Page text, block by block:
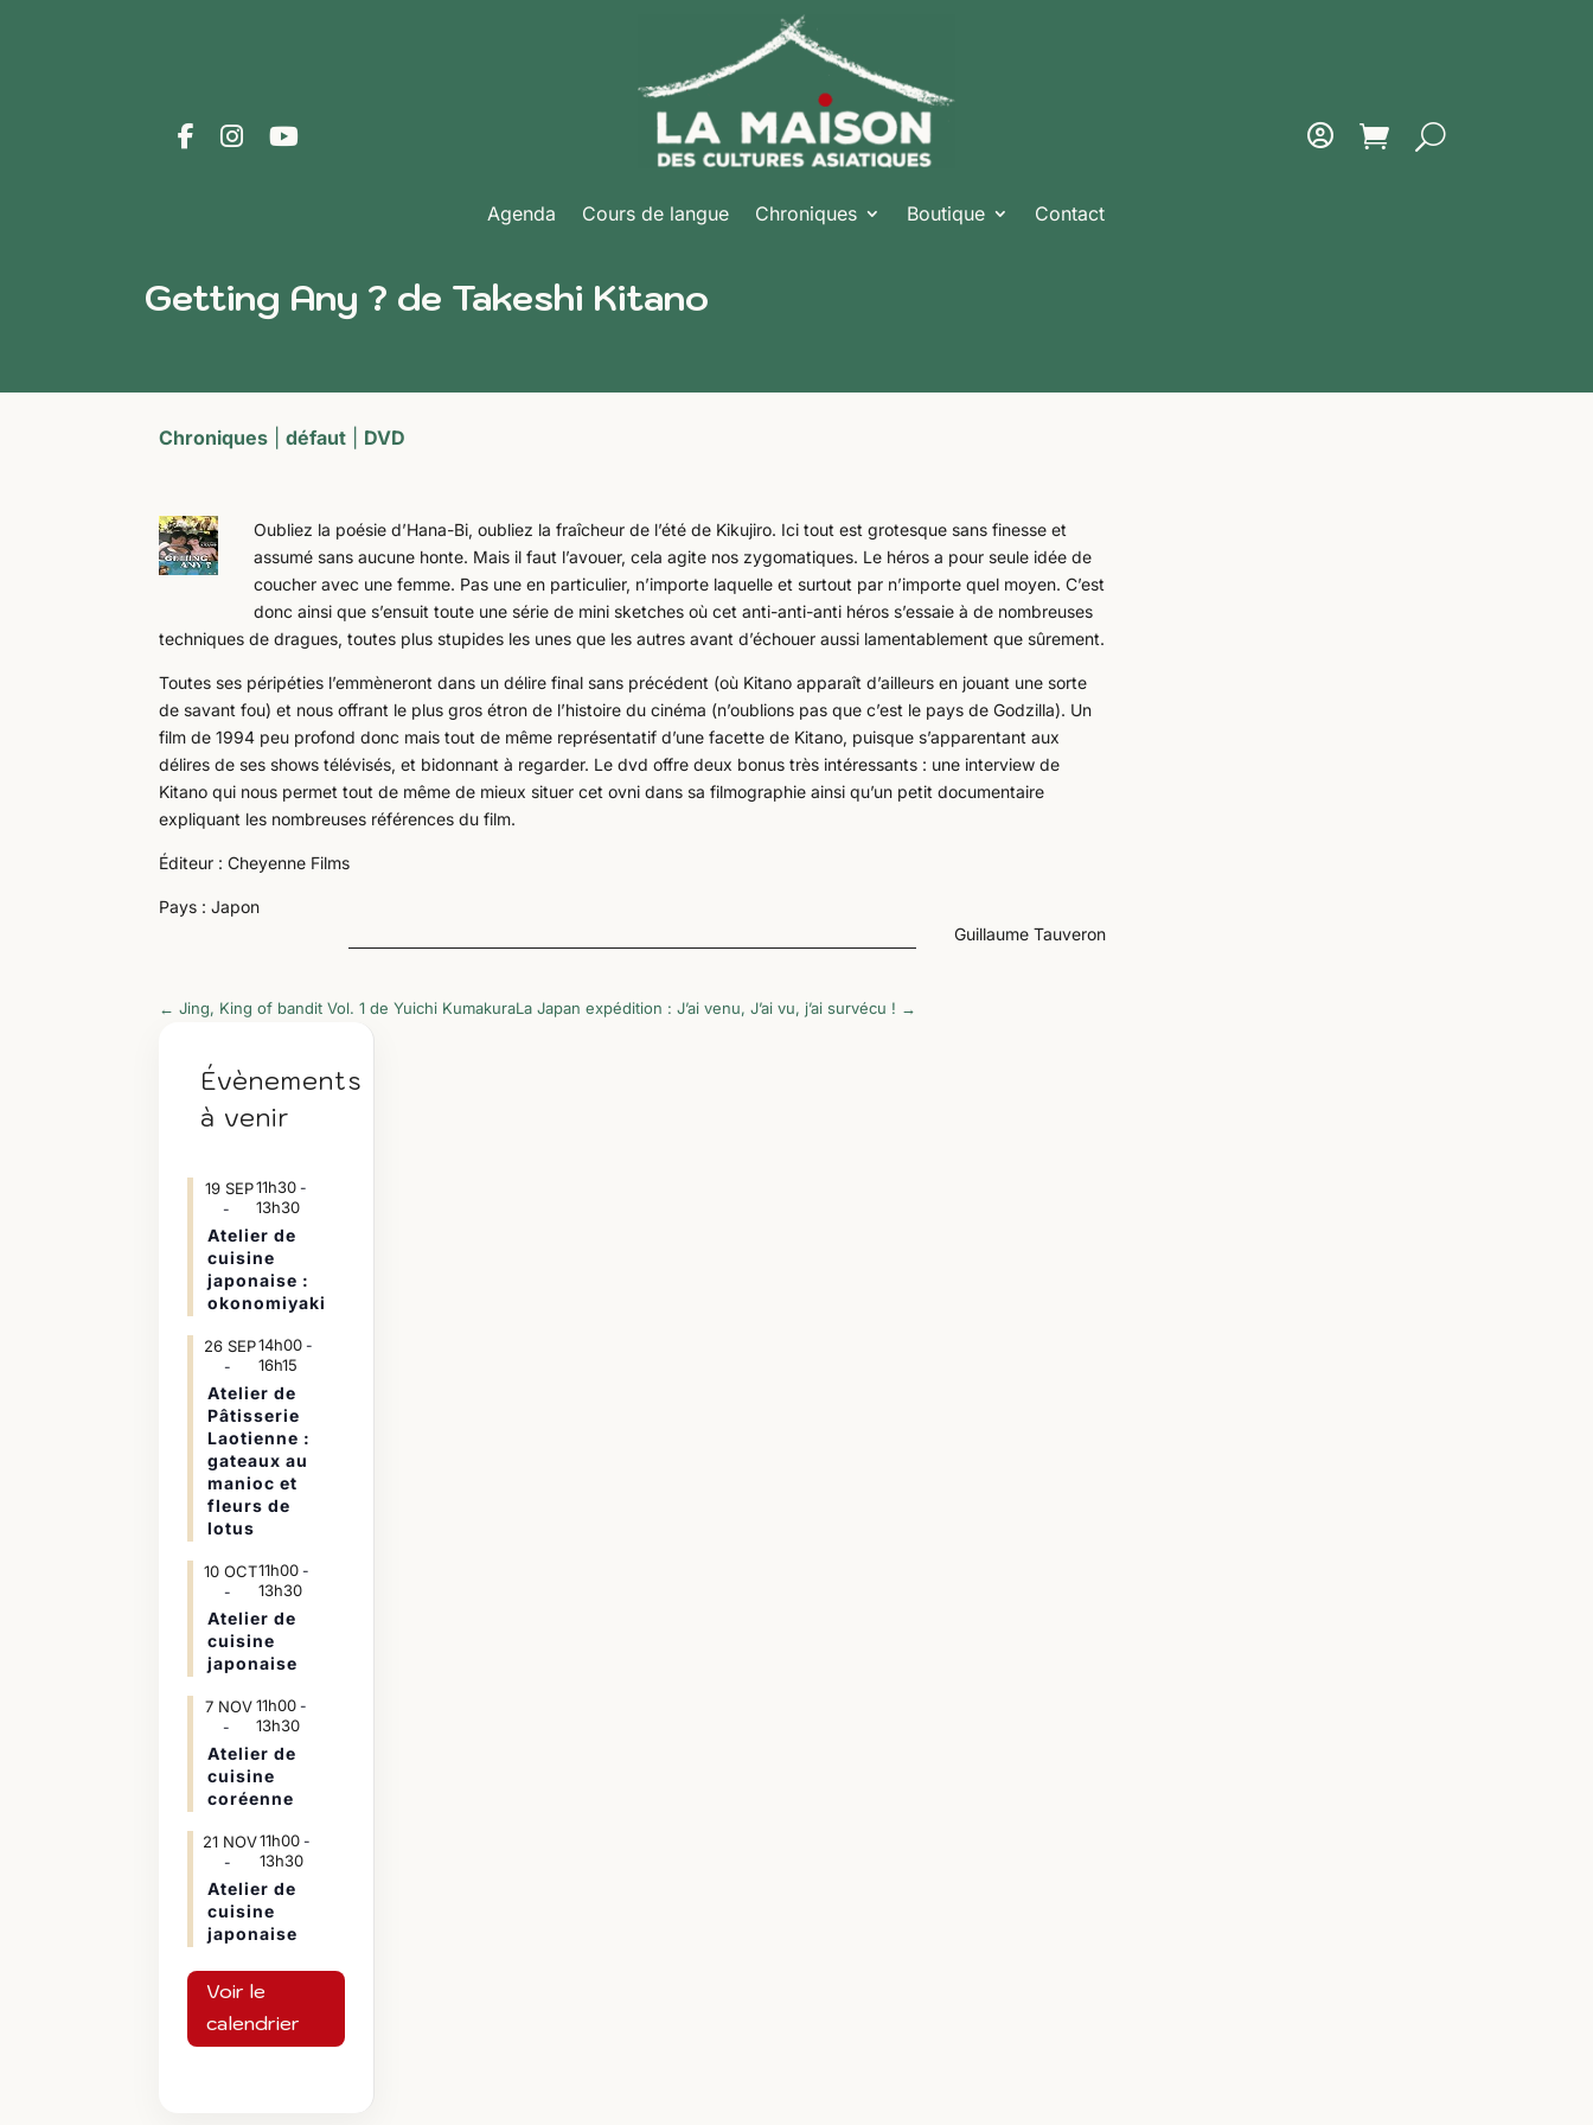
Agenda Cours de langue Chroniques Boutique Contact
Getting Any ? de Takeshi Kitano
Chroniques |défaut DVD
Oubliez la poésie d’Hana-Bi, oubliez la fraîcheur de l’été de Kikujiro. Ici tout est grotesque sans finesse et
assumé sans aucune honte. Mais il faut l’avouer, cela agite nos zygomatiques. Le héros a pour seule idée de
coucher avec une femme. Pas une en particulier, n’importe laquelle et surtout par n’importe quel moyen. C’est
donc ainsi que s’ensuit toute une série de mini sketches où cet anti-anti-anti héros s’essaie à de nombreuses
techniques de dragues, toutes plus stupides les unes que les autres avant d’échouer aussi lamentablement que sûrement.
Toutes ses péripéties l’emmèneront dans un délire final sans précédent (où Kitano apparaît d’ailleurs en jouant une sorte
de savant fou) et nous offrant le plus gros étron de l’histoire du cinéma (n’oublions pas que c’est le pays de Godzilla). Un
film de 1994 peu profond donc mais tout de même représentatif d’une facette de Kitano, puisque s’apparentant aux
délires de ses shows télévisés, et bidonnant à regarder. Le dvd offre deux bonus très intéressants : une interview de
Kitano qui nous permet tout de même de mieux situer cet ovni dans sa filmographie ainsi qu’un petit documentaire
expliquant les nombreuses références du film.
Éditeur : Cheyenne Films
Pays : Japon
Guillaume Tauveron
←Jing, King of bandit Vol. 1 de Yuichi KumakuraLa Japan expédition : J’ai venu, J’ai vu, j’ai survécu ! →
Évènements
à venir
19 SEP11h30 -
13h30
Atelier de
cuisine
japonaise :
okonomiyaki
26 SEP14h00-
16h15
Atelier de
Pâtisserie
Laotienne :
gateaux au
manioc et
fleurs de
lotus
10 OCT11h00 -
13h30
Atelier de
cuisine
japonaise
7 NOV11h00-
13h30
Atelier de
cuisine
coréenne
21 NOV11h00-
13h30
Atelier de
cuisine
japonaise
Voir le
calendrier